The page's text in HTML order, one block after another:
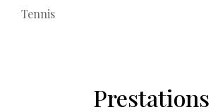
Tennis
Prestations